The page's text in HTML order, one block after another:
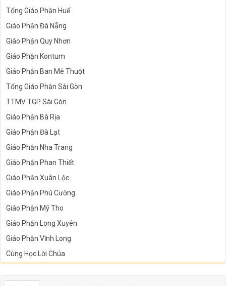
Tổng Giáo Phận Huế
Giáo Phận Đà Nẵng
Giáo Phận Quy Nhơn
Giáo Phận Kontum
Giáo Phận Ban Mê Thuột
Tổng Giáo Phận Sài Gòn
TTMV TGP Sài Gòn
Giáo Phận Bà Rịa
Giáo Phận Đà Lạt
Giáo Phận Nha Trang
Giáo Phận Phan Thiết
Giáo Phận Xuân Lộc
Giáo Phận Phú Cường
Giáo Phận Mỹ Tho
Giáo Phận Long Xuyên
Giáo Phận Vĩnh Long
Cùng Học Lời Chúa